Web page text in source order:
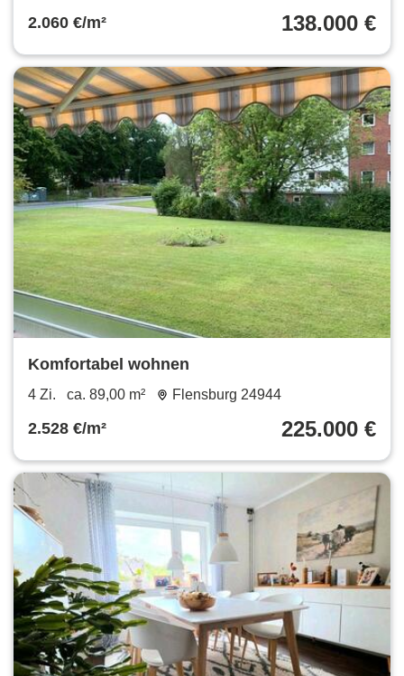
2.060 €/m² 138.000 €
Komfortabel wohnen
4 Zi. ca. 89,00 m² Flensburg 24944
2.528 €/m² 225.000 €